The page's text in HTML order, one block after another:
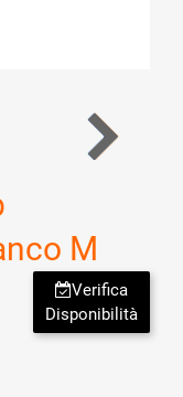
M
Verifica
Disponibilità